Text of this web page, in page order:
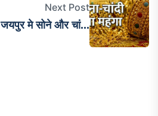
Next Post
जयपुर मे सोने और चां...